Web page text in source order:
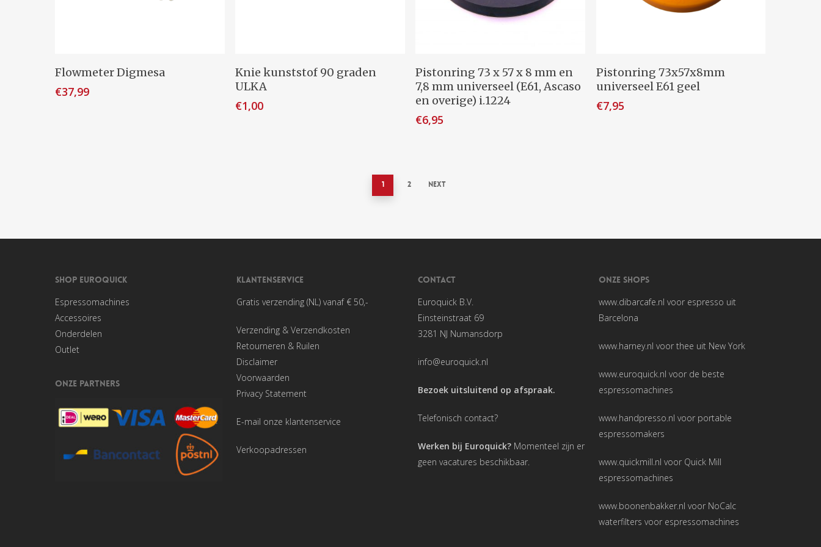
Toevoegen Aan Winkelwagen
Flowmeter Digmesa
€37,99
Toevoegen Aan Winkelwagen
Knie kunststof 90 graden
ULKA
€1,00
Opties Selecteren
product
heeft
variaties.
gekozen
Pistonring 73 x 57 x 8 mm en
7,8 mm universeel (E61, Ascaso
en overige) i.1224
€6,95
Toevoegen Aan Winkelwagen
Pistonring 73x57x8mm
universeel E61 geel
€7,95
1 2 Next
SHOP EUROQUICK
Espressomachines
Accessoires
Onderdelen
Outlet
ONZE PARTNERS
KLANTENSERVICE
Gratis verzending (NL) vanaf € 50,-
Verzending & Verzendkosten
Retourneren & Ruilen
Disclaimer
Voorwaarden
Privacy Statement
E-mail onze klantenservice
Verkoopadressen
CONTACT
Euroquick B.V.
Einsteinstraat 69
3281 NJ Numansdorp
info@euroquick.nl
Bezoek uitsluitend op afspraak.
Telefonisch contact?
Werken bij Euroquick? Momenteel zijn er
geen vacatures beschikbaar.
ONZE SHOPS
www.dibarcafe.nl voor espresso uit
Barcelona
www.harney.nl voor thee uit New York
www.euroquick.nl voor de beste
espressomachines
www.handpresso.nl voor portable
espressomakers
www.quickmill.nl voor Quick Mill
espressomachines
www.boonenbakker.nl voor NoCalc
waterfilters voor espressomachines